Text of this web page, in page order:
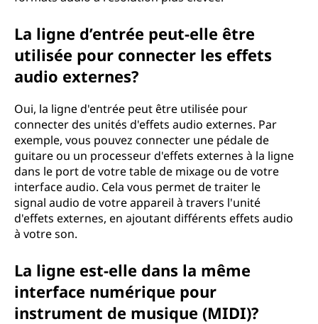
La ligne d’entrée peut-elle être
utilisée pour connecter les effets
audio externes?
Oui, la ligne d'entrée peut être utilisée pour
connecter des unités d'effets audio externes. Par
exemple, vous pouvez connecter une pédale de
guitare ou un processeur d'effets externes à la ligne
dans le port de votre table de mixage ou de votre
interface audio. Cela vous permet de traiter le
signal audio de votre appareil à travers l'unité
d'effets externes, en ajoutant différents effets audio
à votre son.
La ligne est-elle dans la même
interface numérique pour
instrument de musique (MIDI)?